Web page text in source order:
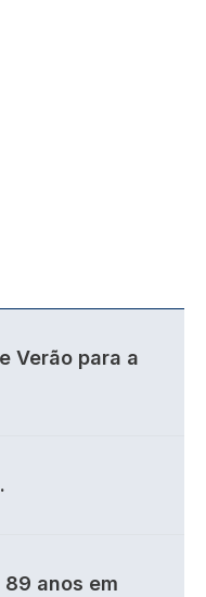
Verão para a
anos em